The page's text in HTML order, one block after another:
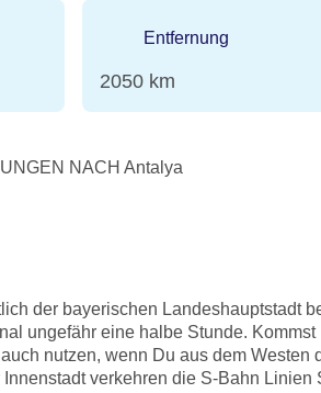
Entfernung
2050 km
NACH Antalya
der bayerischen Landeshauptstadt
ungefähr eine halbe Stunde. Kommst
nutzen, wenn Du aus dem Westen
verkehren die S-Bahn Linien